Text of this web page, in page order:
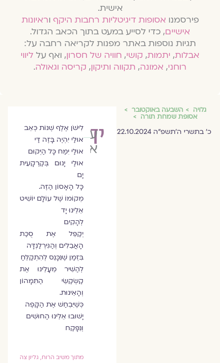
אישית.
פירסמנואסופות דיגיטליות רחבות היקףוראיונות
אישיים, כדי לסייע במעט בתוך הכאב הגדול.
תגיות נוספות באתר מפנות לקריאה רחבה על:
אבלות,יתמות,קושי,חוויה של חסרון, ואף עלליווי
רוחני,אמונה,תקווה ותיקון,קריסה וגאולה.
גלויה השבעה באוקטובר
אסופת שמחת תורה
כ׳ בתשרי ה׳תשפ״ה 22.10.2024 יד
עומר
ארבל
לִישֹׁן אֶלֶף שְׁנוֹת כְּאֵב
אוּלַי יִהְיֶה בָּזֶה דַּי
אוּלַי יִמַּח כָּל הַיְּקוּם
אוּלַי יָנוּם בְּקַרְקָעִית
יָם
כָּל הָאָסוֹן הַזֶּה.
מְקוֹמוֹ שֶׁל עוֹלָם יוֹשִׁיט
אֵלֵינוּ יָד
לְהָקִים
יְקַפֵּל אֶת סֻכַּת
הָאֲבֵלִים וְהַגִּירְלַנְדָּה
בִּזְמַן שֶׁנִּכָּנֵס לְהִתְקַלֵּחַ
לְהַשִּׁיר מֵעָלֵינוּ אֶת
קַשְׂקַשֵּׂי הַתִּמָּהוֹן
וְהָאֵינוּת.
כְּשֶׁיִּבְחַשׁ אֶת הַקָּפֶה
יָשׁוּבוּ אֵלֵינוּ הַחוּשִׁים
וְנִפָּקַח
מתוך משיב הרוח, גליון צה